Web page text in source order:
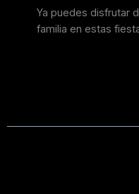
Ya puedes disfrutar
familia en estas